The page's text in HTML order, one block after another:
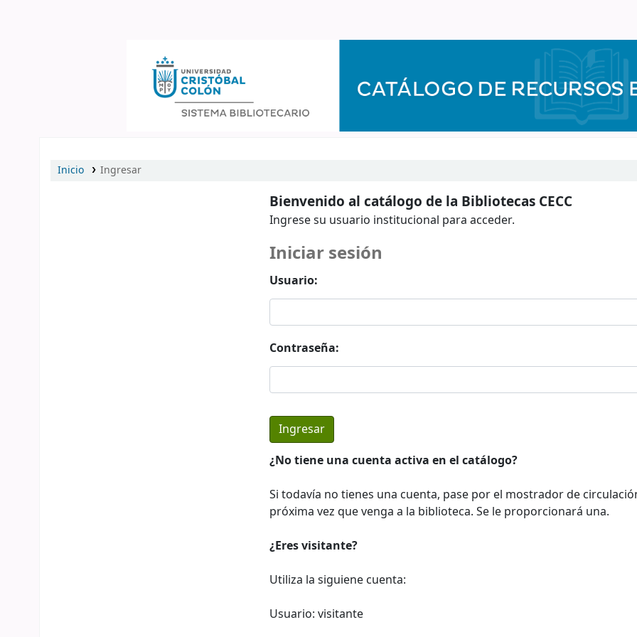
Inicio Ingresar
Bienvenido al catálogo de la Bibliotecas CECC
Ingrese su usuario institucional para acceder.
Iniciar sesión
Usuario:
Contraseña:
¿No tiene una cuenta activa en el catálogo?
Si todavía no tienes una cuenta, pase por el mostrador de
próxima vez que venga a la biblioteca. Se le proporcionará una.
¿Eres visitante?
Utiliza la siguiene cuenta:
Usuario: visitante